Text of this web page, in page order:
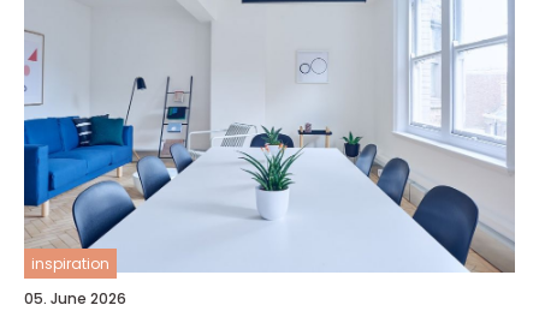
inspiration
05. June 2026